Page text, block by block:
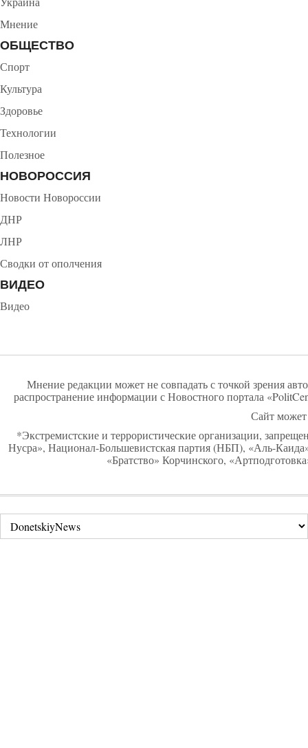
Мнение
ОБЩЕСТВО
Спорт
Культура
Здоровье
Технологии
Полезное
НОВОРОССИЯ
Новости Новороссии
ДНР
ЛНР
Сводки от ополчения
ВИДЕО
Видео
Мнение редакции может не совпадать с точкой зрения
распространение информации с Новостного портала
Сайт может
*Экстремистские и террористические организации,
Нусра», Национал-Большевистская партия (НБП), «Аль-
«Братство» Корчинского,